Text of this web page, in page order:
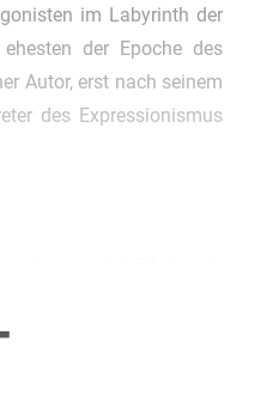
im Labyrinth der
der Epoche des
Autor, erst nach seinem
des Expressionismus
endet, lässt sich